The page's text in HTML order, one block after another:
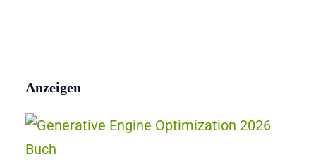
Anzeigen